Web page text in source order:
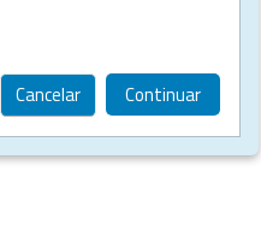
Cancelar Continuar